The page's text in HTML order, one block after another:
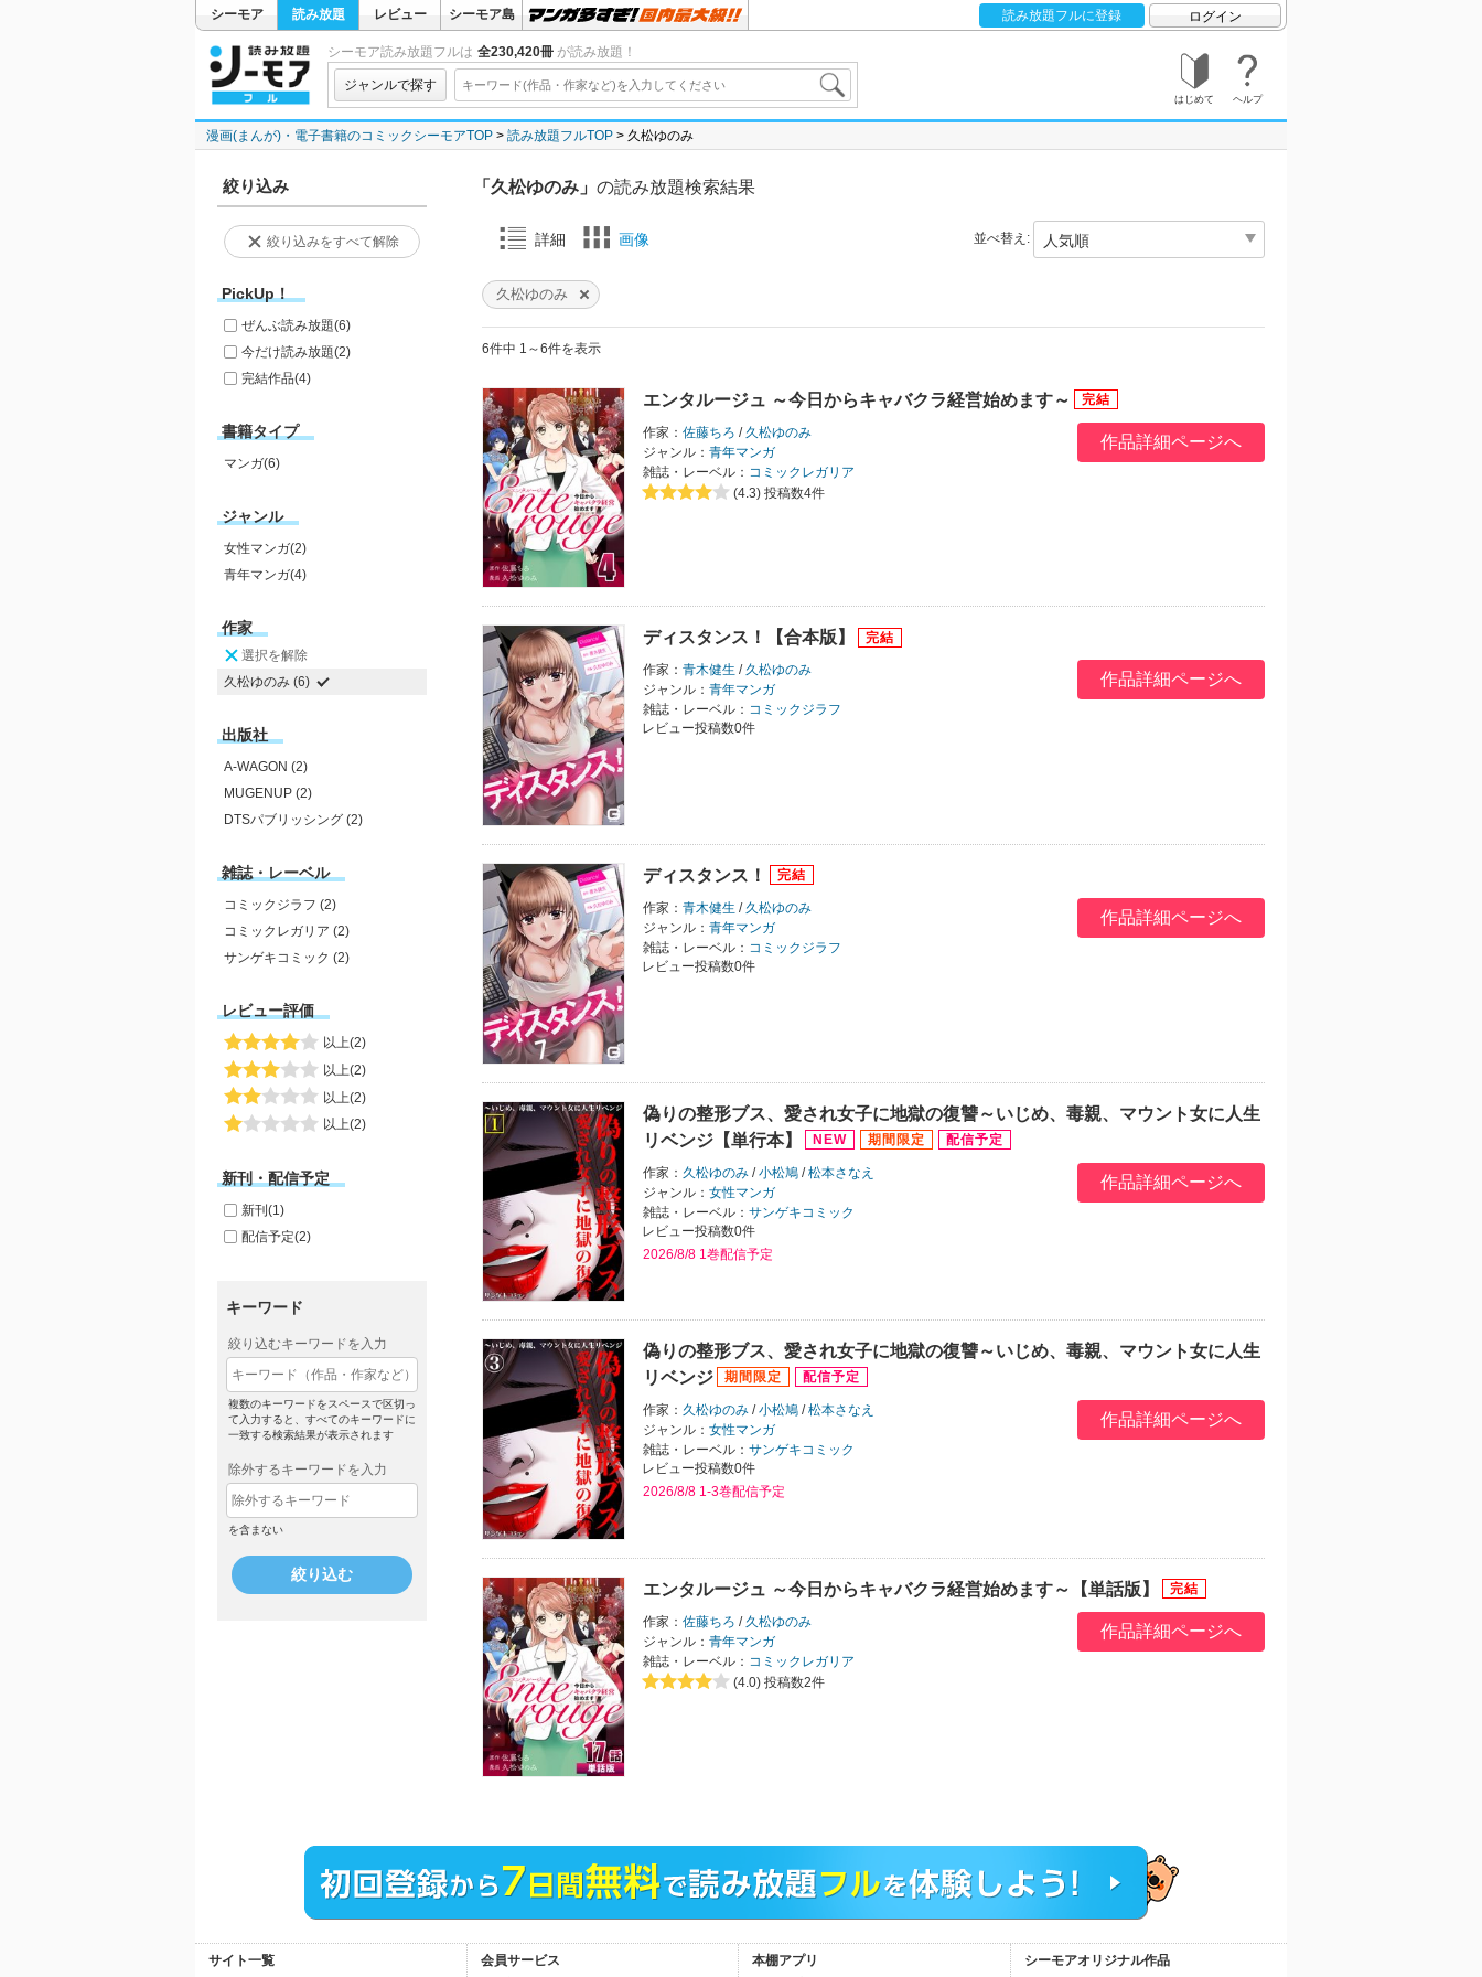
シーモア 読み放題 レビュー シーモア島 読み放題フルに登録 ログイン
シーモア読み放題フルは 全230,420冊 が読み放題！
ジャンルで探す
はじめて ヘルプ
漫画(まんが)・電子書籍のコミックシーモアTOP 読み放題フルTOP 久松ゆのみ
絞り込み
絞り込みをすべて解除
PickUp！
ぜんぶ読み放題(6)
今だけ読み放題(2)
完結作品(4)
書籍タイプ
マンガ(6)
ジャンル
女性マンガ(2)
青年マンガ(4)
作家
選択を解除
久松ゆのみ (6)
出版社
A-WAGON (2)
MUGENUP (2)
DTSパブリッシング (2)
雑誌・レーベル
コミックジラフ (2)
コミックレガリア (2)
サンゲキコミック (2)
レビュー評価
以上(2)
以上(2)
以上(2)
以上(2)
新刊・配信予定
新刊(1)
配信予定(2)
キーワード
絞り込むキーワードを入力
複数のキーワードをスペースで区切っ
て入力すると、すべてのキーワードに
一致する検索結果が表示されます
除外するキーワードを入力
を含まない
絞り込む
「久松ゆのみ」 の読み放題検索結果
詳細 画像 並べ替え:
久松ゆのみ
6件中 1～6件を表示
エンタルージュ ～今日からキャバクラ経営始めます～
作家： 佐藤ちろ / 久松ゆのみ
ジャンル： 青年マンガ
雑誌・レーベル： コミックレガリア
(4.3) 投稿数4件
作品詳細ページへ
ディスタンス！【合本版】
作家： 青木健生 / 久松ゆのみ
ジャンル： 青年マンガ
雑誌・レーベル： コミックジラフ
レビュー投稿数0件
作品詳細ページへ
ディスタンス！
作家： 青木健生 / 久松ゆのみ
ジャンル： 青年マンガ
雑誌・レーベル： コミックジラフ
レビュー投稿数0件
作品詳細ページへ
偽りの整形ブス、愛され女子に地獄の復讐～いじめ、毒親、マウント女に人生
リベンジ【単行本】
作家： 久松ゆのみ /小松鳩 /松本さなえ
ジャンル： 女性マンガ
雑誌・レーベル： サンゲキコミック
レビュー投稿数0件
2026/8/8 1巻配信予定
作品詳細ページへ
偽りの整形ブス、愛され女子に地獄の復讐～いじめ、毒親、マウント女に人生
リベンジ
作家： 久松ゆのみ /小松鳩 /松本さなえ
ジャンル： 女性マンガ
雑誌・レーベル： サンゲキコミック
レビュー投稿数0件
2026/8/8 1-3巻配信予定
作品詳細ページへ
エンタルージュ ～今日からキャバクラ経営始めます～【単話版】
作家： 佐藤ちろ / 久松ゆのみ
ジャンル： 青年マンガ
雑誌・レーベル： コミックレガリア
(4.0) 投稿数2件
作品詳細ページへ
サイト一覧
会員サービス
本棚アプリ
シーモアオリジナル作品